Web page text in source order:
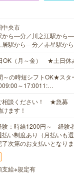
中央市
から---分／川之江駅から
居駅から---分／赤星駅か
OK（月～金） ★土日休
の時短シフトOK★スタ
～17:0011:…
相談ください！ ★急募
ます！
験：時給1200円～ 経
払い制度あり（月払いも
次第のお支払いとなりま
支給※規定有